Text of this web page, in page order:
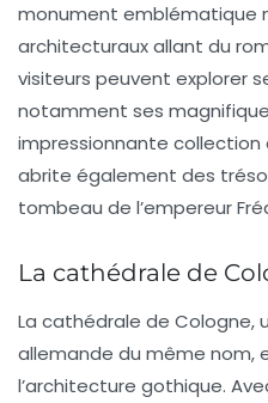
monument emblématique
architecturaux allant du
visiteurs peuvent explorer
notamment ses
impressionnante collection
abrite également des
tombeau de l’empereur
La cathédrale de
La cathédrale de Cologne,
allemande du même nom,
l’architecture gothique.